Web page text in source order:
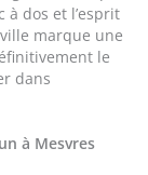
dos et l’esprit
marque une
le
dans
à Mesvres